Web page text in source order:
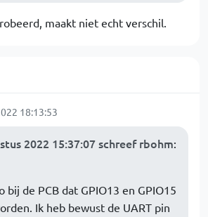
maakt niet echt verschil.
18:13:53
2022 15:37:07 schreef rbohm:
bij de PCB dat GPIO13 en GPIO15
Ik heb bewust de UART pin